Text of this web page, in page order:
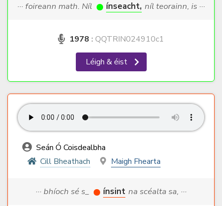
··· foireann math. Níl ínseacht, níl teorainn, is ···
1978 : QQTRIN024910c1
Léigh & éist
Seán Ó Coisdealbha
Cill Bheathach
Maigh Fhearta
··· bhíoch sé s_ ínsint na scéalta sa, ···